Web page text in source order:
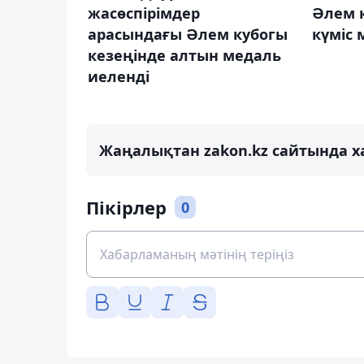
жасөспірімдер
арасындағы Әлем кубогы
кезеңінде алтын медаль
иеленді
Әлем
күміс
Жаңалықтан zakon.kz сайтында
Пікірлер 0